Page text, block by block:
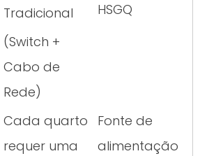
Tradicional
(Switch +
Cabo de
Rede)
HSGQ
Cada quarto
requer uma
Fonte de
alimentação